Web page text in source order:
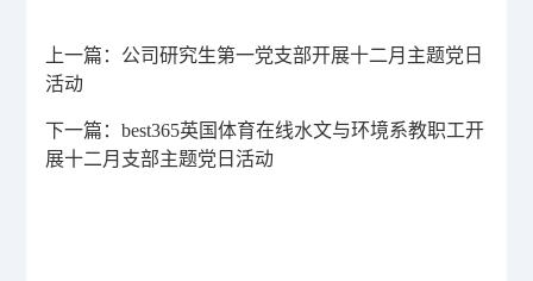
上一篇： ​公司研究生第一党支部开展十二月主题党日
活动
下一篇：​best365英国体育在线水文与环境系教职工开
展十二月支部主题党日活动